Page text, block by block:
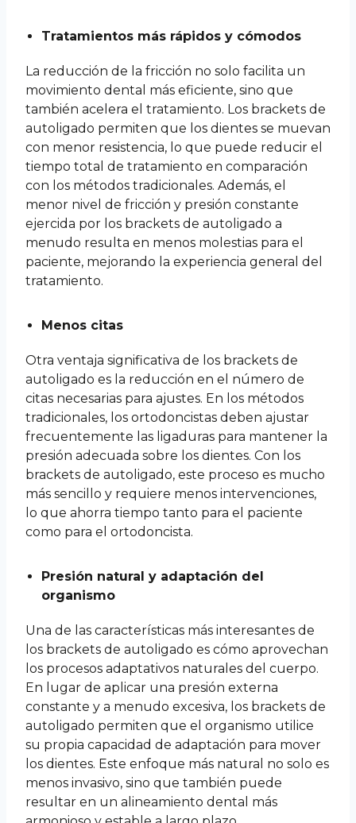
Tratamientos más rápidos y cómodos
La reducción de la fricción no solo facilita un
movimiento dental más eficiente, sino que
también acelera el tratamiento. Los brackets de
autoligado permiten que los dientes se muevan
con menor resistencia, lo que puede reducir el
tiempo total de tratamiento en comparación
con los métodos tradicionales. Además, el
menor nivel de fricción y presión constante
ejercida por los brackets de autoligado a
menudo resulta en menos molestias para el
paciente, mejorando la experiencia general del
tratamiento.
Menos citas
Otra ventaja significativa de los brackets de
autoligado es la reducción en el número de
citas necesarias para ajustes. En los métodos
tradicionales, los ortodoncistas deben ajustar
frecuentemente las ligaduras para mantener la
presión adecuada sobre los dientes. Con los
brackets de autoligado, este proceso es mucho
más sencillo y requiere menos intervenciones,
lo que ahorra tiempo tanto para el paciente
como para el ortodoncista.
Presión natural y adaptación del
organismo
Una de las características más interesantes de
los brackets de autoligado es cómo aprovechan
los procesos adaptativos naturales del cuerpo.
En lugar de aplicar una presión externa
constante y a menudo excesiva, los brackets de
autoligado permiten que el organismo utilice
su propia capacidad de adaptación para mover
los dientes. Este enfoque más natural no solo es
menos invasivo, sino que también puede
resultar en un alineamiento dental más